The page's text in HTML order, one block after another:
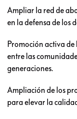
Ampliar la red de
en la defensa de los
Promoción activa
entre las
generaciones.
Ampliación de los
para elevar la